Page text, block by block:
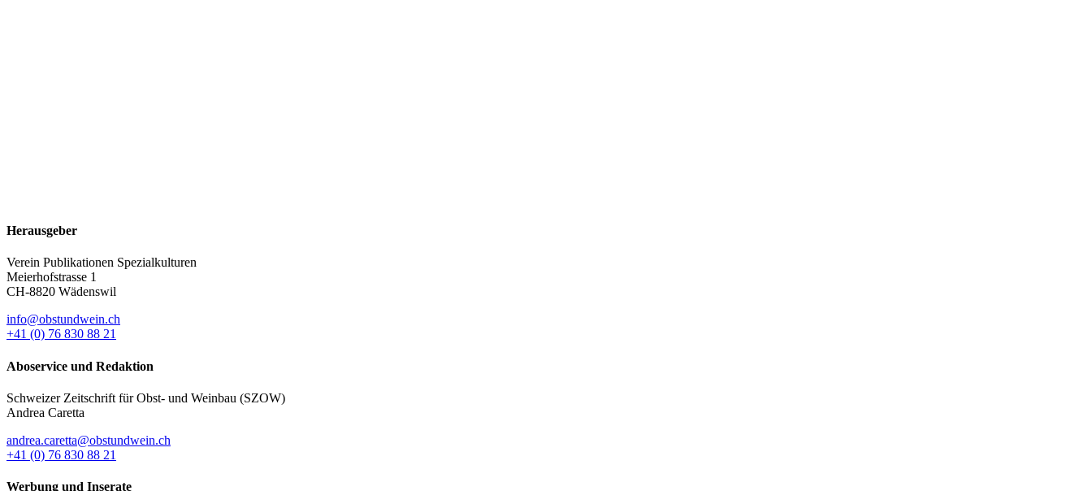
Herausgeber
Verein Publikationen Spezialkulturen
Meierhofstrasse 1
CH-8820 Wädenswil
info@obstundwein.ch
+41 (0) 76 830 88 21
Aboservice und Redaktion
Schweizer Zeitschrift für Obst- und Weinbau (SZOW)
Andrea Caretta
andrea.caretta@obstundwein.ch
+41 (0) 76 830 88 21
Werbung und Inserate